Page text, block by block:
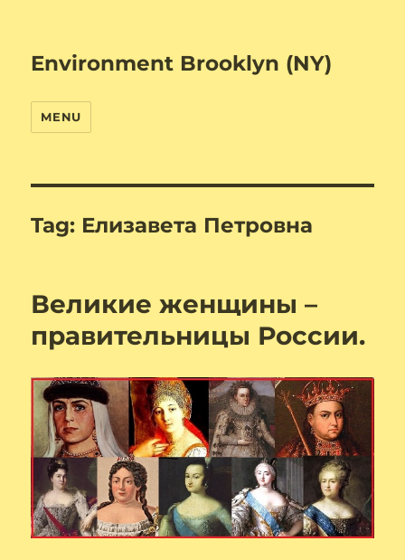
Environment Brooklyn (NY)
MENU
Tag: Елизавета Петровна
Великие женщины –
правительницы России.